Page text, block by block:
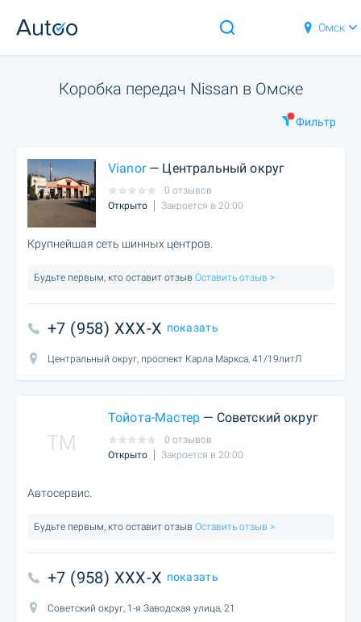
Омск
Коробка передач Nissan в Омске
Фильтр
Vianor— Центральный округ
0 отзывов
Открыто
Закроется в 20:00
Крупнейшая сеть шинных центров.
Будьте первым, кто оставит отзыв Оставить отзыв >
+7 (958) XXX-X показать
Центральный округ, проспект Карла Маркса, 41/19литЛ
TM
Тойота-Мастер — Советский округ
0 отзывов
Открыто
Закроется в 20:00
Автосервис.
Будьте первым, кто оставит отзыв Оставить отзыв >
+7 (958) XXX-X показать
Советский округ, 1-я Заводская улица, 21